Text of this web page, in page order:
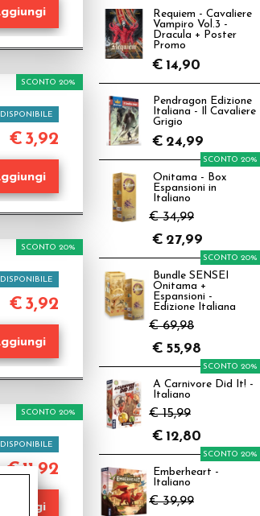
DISPONIBILE
SCONTO 20%
€ 3,92
DISPONIBILE
SCONTO 20%
€ 3,92
DISPONIBILE
SCONTO 20%
€11,92
Requiem - Cavaliere
Vampiro Vol.3 -
Dracula + Poster
Promo
€ 14,90
Pendragon Edizione
Italiana - Il Cavaliere
Grigio
€ 24,99
Onitama - Box
Espansioni in
Italiano
€ 34,99
SCONTO 20%
€ 27,99
Bundle SENSEI
Onitama +
Espansioni -
Edizione Italiana
€ 69,98
SCONTO 20%
€ 55,98
A Carnivore Did It! -
Italiano
€ 15,99
SCONTO 20%
€ 12,80
Emberheart -
Italiano
€ 39,99
SCONTO 20%